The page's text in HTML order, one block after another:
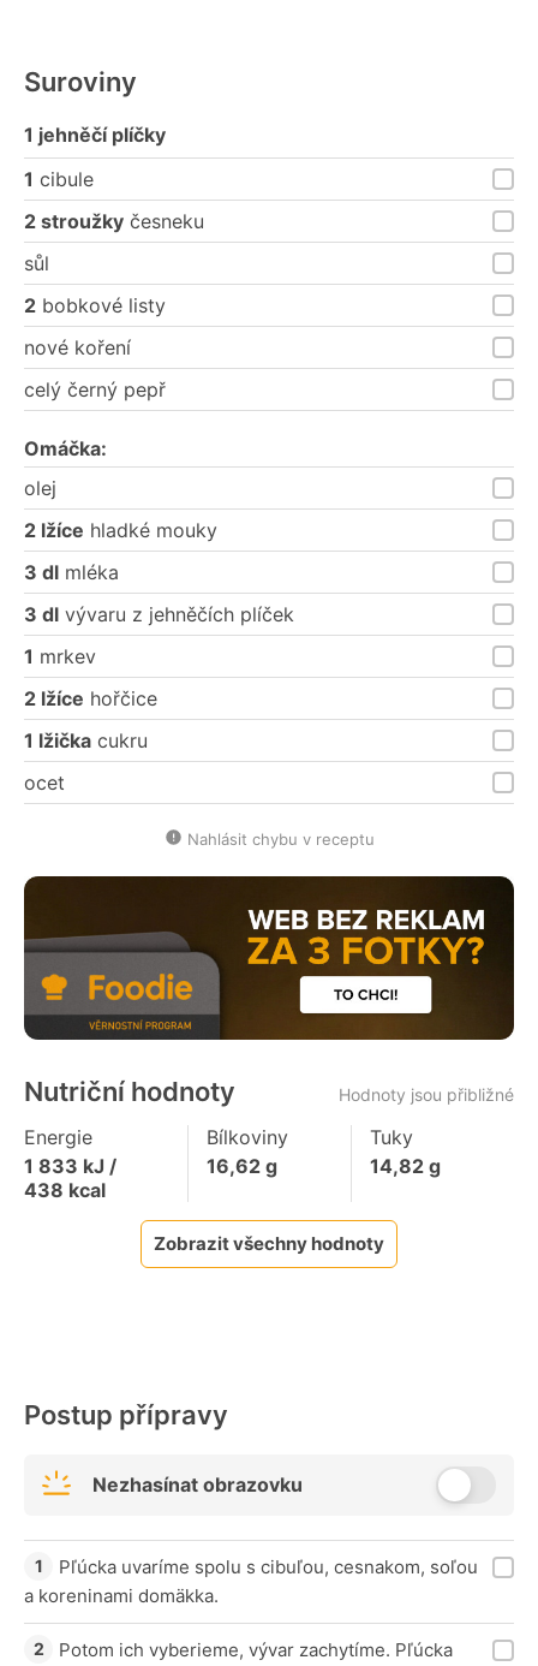
Suroviny
1 jehněčí plíčky
1 cibule
2 stroužky česneku
sůl
2 bobkové listy
nové koření
celý černý pepř
Omáčka:
olej
2 lžíce hladké mouky
3 dl mléka
3 dl vývaru z jehněčích plíček
1 mrkev
2 lžíce hořčice
1 lžička cukru
ocet
Nahlásit chybu v receptu
Nutriční hodnoty Hodnoty jsou přibližné
Energie
1 833 kJ /
438 kcal
Bílkoviny
16,62g
Tuky
14,82g
Zobrazit všechny hodnoty
Postup přípravy
Nezhasínat obrazovku
Pľúcka uvaríme spolu s cibuľou, cesnakom, soľou
a koreninami domäkka.
Potom ich vyberieme, vývar zachytíme. Pľúcka